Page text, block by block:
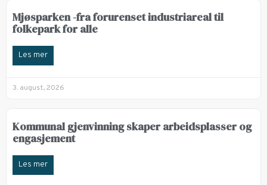
Mjøsparken -fra forurenset industriareal til
folkepark for alle
Les mer
3. august, 2026
Kommunal gjenvinning skaper arbeidsplasser og
engasjement
Les mer